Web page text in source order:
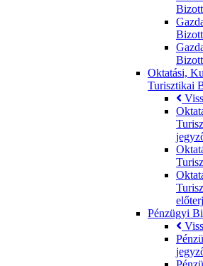
Oktatási,
Turisztikai
Pénzügyi